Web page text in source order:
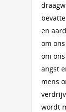
en
om
om
angst
mens
wordt